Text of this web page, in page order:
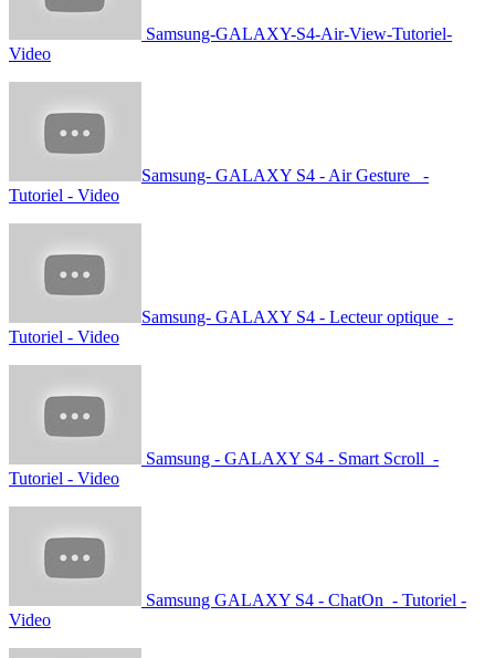
Samsung-GALAXY-S4-Air-View-Tutoriel-
Video
Samsung- GALAXY S4 - Air Gesture -
Tutoriel - Video
Samsung- GALAXY S4 - Lecteur optique -
Tutoriel - Video
Samsung - GALAXY S4 - Smart Scroll -
Tutoriel - Video
Samsung GALAXY S4 - ChatOn - Tutoriel -
Video